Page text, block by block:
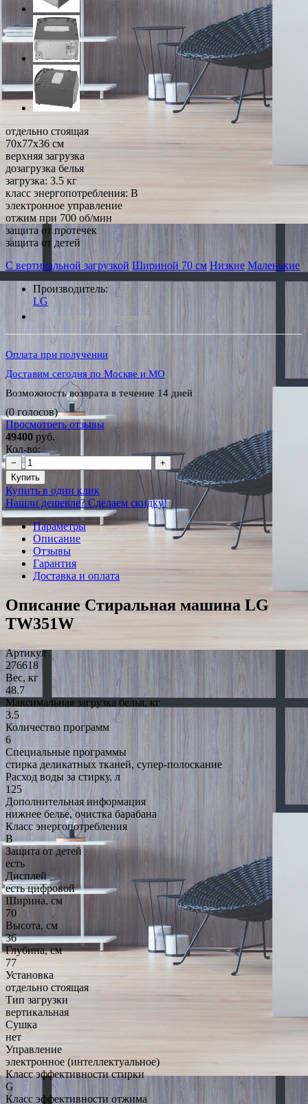
отдельно стоящая
70x77x36 см
верхняя загрузка
дозагрузка белья
загрузка: 3.5 кг
класс энергопотребления: B
электронное управление
отжим при 700 об/мин
защита от протечек
защита от детей
С вертикальной загрузкой Шириной 70 см Низкие Маленькие
Производитель:
LG
*Наличие уточняйте у менеджера
Оплата при получении
Доставим сегодня по Москве и МО
Возможность возврата в течение 14 дней
(0 голосов)
Просмотреть отзывы
49400 руб.
Кол-во:
−
+
Купить
Купить в один клик
Нашли дешевле? Сделаем скидку!
Параметры
Описание
Отзывы
Гарантия
Доставка и оплата
Описание Стиральная машина LG
TW351W
Артикул
276618
Вес, кг
48.7
Максимальная загрузка белья, кг
3.5
Количество программ
6
Специальные программы
стирка деликатных тканей, супер-полоскание
Расход воды за стирку, л
125
Дополнительная информация
нижнее белье, очистка барабана
Класс энергопотребления
B
Защита от детей
есть
Дисплей
есть цифровой
Ширина, см
70
Высота, см
36
Глубина, см
77
Установка
отдельно стоящая
Тип загрузки
вертикальная
Сушка
нет
Управление
электронное (интеллектуальное)
Класс эффективности стирки
G
Класс эффективности отжима